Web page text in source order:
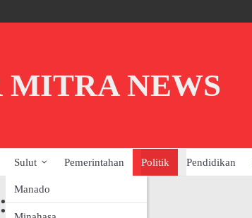
MITRA NEWS
Sulut
Manado
Pemerintahan Politik Pendidikan
Politik